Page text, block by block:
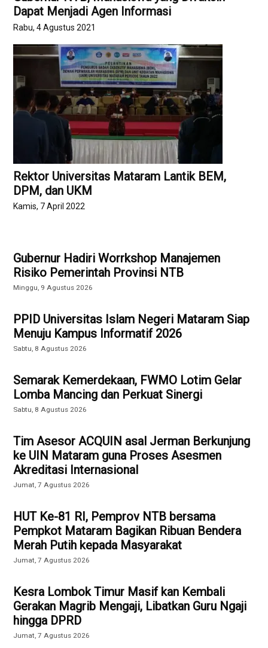
Dapat Menjadi Agen Informasi
Rabu, 4 Agustus 2021
Rektor Universitas Mataram Lantik BEM,
DPM, dan UKM
Kamis, 7 April 2022
Gubernur Hadiri Worrkshop Manajemen
Risiko Pemerintah Provinsi NTB
Minggu, 9 Agustus 2026
PPID Universitas Islam Negeri Mataram Siap
Menuju Kampus Informatif 2026
Sabtu, 8 Agustus 2026
Semarak Kemerdekaan, FWMO Lotim Gelar
Lomba Mancing dan Perkuat Sinergi
Sabtu, 8 Agustus 2026
Tim Asesor ACQUIN asal Jerman Berkunjung
ke UIN Mataram guna Proses Asesmen
Akreditasi Internasional
Jumat, 7 Agustus 2026
HUT Ke-81 RI, Pemprov NTB bersama
Pempkot Mataram Bagikan Ribuan Bendera
Merah Putih kepada Masyarakat
Jumat, 7 Agustus 2026
Kesra Lombok Timur Masif kan Kembali
Gerakan Magrib Mengaji, Libatkan Guru Ngaji
hingga DPRD
Jumat, 7 Agustus 2026